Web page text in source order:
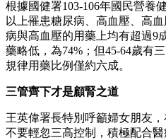
根據國健署103-106年國民營養
以上罹患糖尿病、高血壓、高
病與高血壓的用藥上均有超過9
藥略低，為74%；但45-64歲有
規律用藥比例僅約六成。
三管齊下才是顧腎之道
王英偉署長特別呼籲婦女朋友
不要輕忽三高控制，積極配合